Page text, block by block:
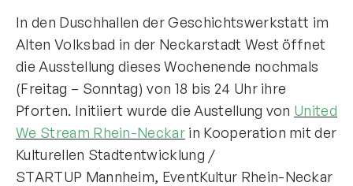
In den Duschhallen der Geschichtswerkstatt im
Alten Volksbad in der Neckarstadt West öffnet
die Ausstellung dieses Wochenende nochmals
(Freitag – Sonntag) von 18 bis 24 Uhr ihre
Pforten. Initiiert wurde die Austellung von United
We Stream Rhein-Neckar in Kooperation mit der
Kulturellen Stadtentwicklung /
STARTUP Mannheim, EventKultur Rhein-Neckar